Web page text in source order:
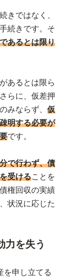
きではなく、
続きです。そ
あるとは限り
あるとは限ら
らに、仮差押
みならず、 仮
明する必要が
です。
で行わず、債
受けることを
権回収の実績
状況に応じた
力を失う
を申し立てる